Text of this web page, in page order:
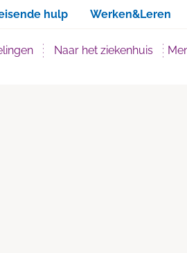
hulp Werken&Leren
Naar het ziekenhuis